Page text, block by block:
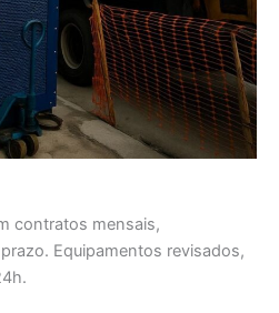
contratos mensais,
Equipamentos revisados,